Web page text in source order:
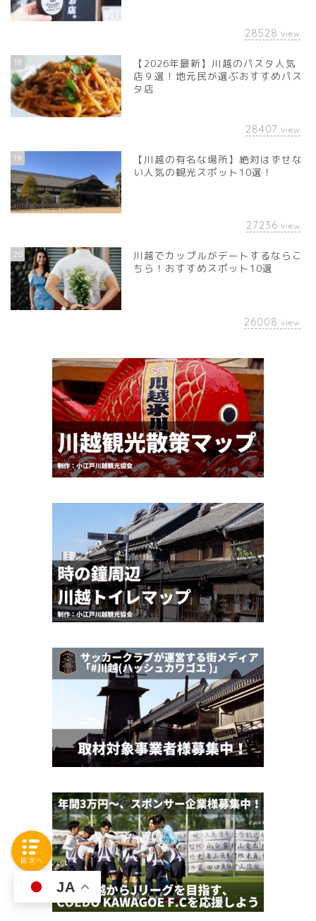
28528 view
18
【2026年最新】川越のパスタ人気
店９選！地元民が選ぶおすすめパス
タ店
28407 view
19
【川越の有名な場所】絶対はずせな
い人気の観光スポット10選！
27236 view
20
川越でカップルがデートするならこ
ちら！おすすめスポット10選
26008 view
JA
目次へ